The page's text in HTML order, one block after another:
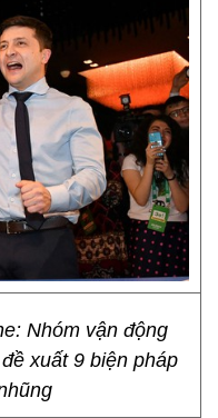
Nhóm vận động
xuất 9 biện pháp